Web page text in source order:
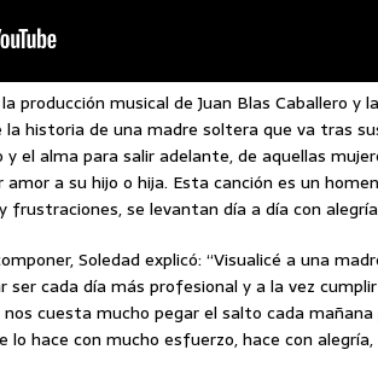
producción musical de Juan Blas Caballero y
historia de una madre soltera que va tras
el alma para salir adelante, de aquellas
a su hijo o hija. Esta canción es un
frustraciones, se levantan día a día con
Soledad explicó: “Visualicé a una
ser cada día más profesional y a la vez
cuesta mucho pegar el salto cada mañana
lo hace con mucho esfuerzo, hace con